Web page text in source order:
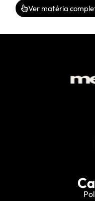
Ver matéria